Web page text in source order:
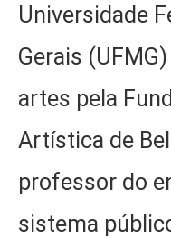
Universidade
Gerais
artes pela
Artística de
professor do
sistema